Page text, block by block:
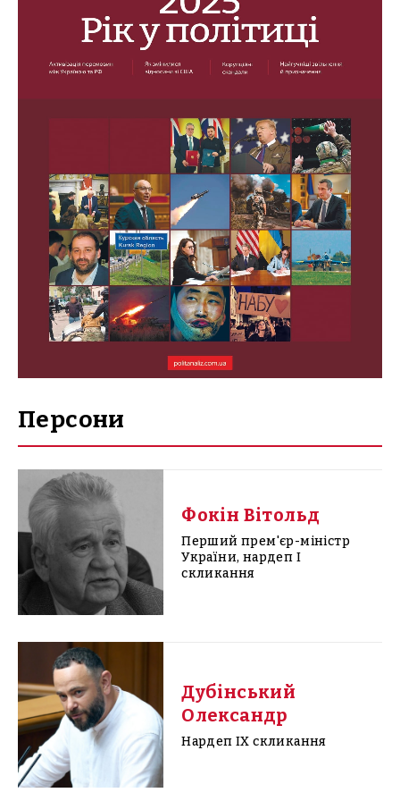
Персони
Фокін Вітольд
Перший прем'єр-міністр
України, нардеп I
скликання
Дубінський
Олександр
Нардеп IX скликання